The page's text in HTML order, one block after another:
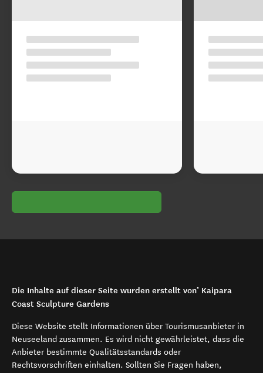
Die Inhalte auf dieser Seite wurden erstellt von’ Kaipara
Coast Sculpture Gardens
Diese Website stellt Informationen über Tourismusanbieter in
Neuseeland zusammen. Es wird nicht gewährleistet, dass die
Anbieter bestimmte Qualitätsstandards oder
Rechtsvorschriften einhalten. Sollten Sie Fragen haben,